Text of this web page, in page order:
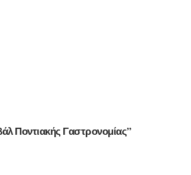
Ποντιακής Γαστρονομίας”